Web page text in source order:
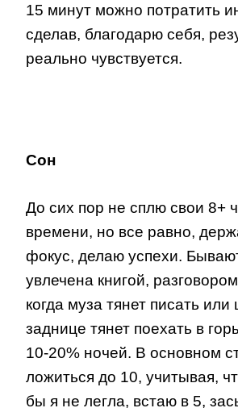
15 минут можно потратить
сделав, благодарю себя,
реально чувствуется.
Сон
До сих пор не сплю свои 8+
времени, но все равно,
фокус, делаю успехи.
увлечена книгой,
когда муза тянет писать
заднице тянет поехать в
10-20% ночей. В основном
ложиться до 10, учитывая,
бы я не легла, встаю в 5,